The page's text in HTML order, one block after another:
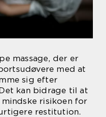
massage, der er
med at
sig efter
kan bidrage til at
risikoen for
restitution.